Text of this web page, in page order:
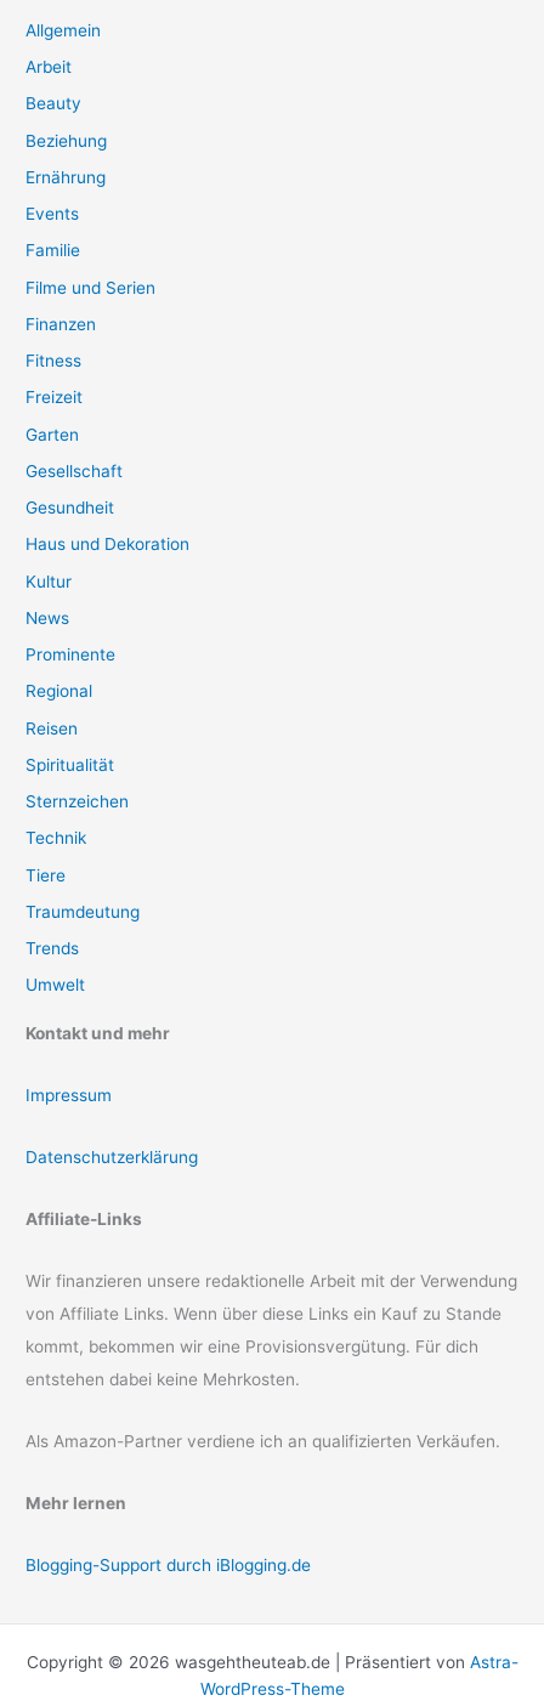
Allgemein
Arbeit
Beauty
Beziehung
Ernährung
Events
Familie
Filme und Serien
Finanzen
Fitness
Freizeit
Garten
Gesellschaft
Gesundheit
Haus und Dekoration
Kultur
News
Prominente
Regional
Reisen
Spiritualität
Sternzeichen
Technik
Tiere
Traumdeutung
Trends
Umwelt
Kontakt und mehr
Impressum
Datenschutzerklärung
Affiliate-Links
Wir finanzieren unsere redaktionelle Arbeit mit der Verwendung
von Affiliate Links. Wenn über diese Links ein Kauf zu Stande
kommt, bekommen wir eine Provisionsvergütung. Für dich
entstehen dabei keine Mehrkosten.
Als Amazon-Partner verdiene ich an qualifizierten Verkäufen.
Mehr lernen
Blogging-Support durch iBlogging.de
Copyright © 2026 wasgehtheuteab.de | Präsentiert von Astra-
WordPress-Theme